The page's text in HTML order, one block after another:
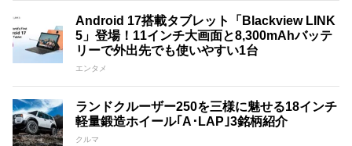
Android 17搭載タブレット「Blackview LINK
5」登場！11インチ大画面と8,300mAhバッテ
リーで外出先でも使いやすい1台
エンタメ
ランドクルーザー250を三様に魅せる18インチ
軽量鍛造ホイール｢A･LAP｣3銘柄紹介
クルマ